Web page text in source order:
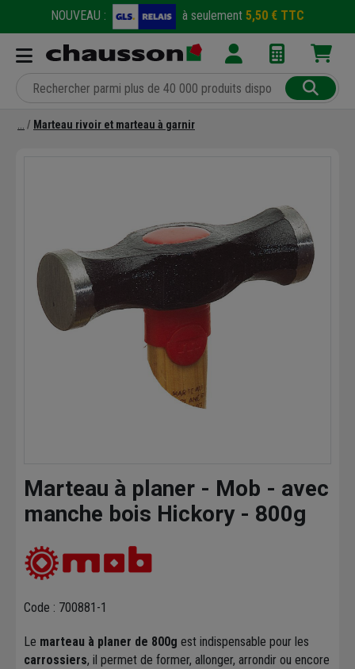
NOUVEAU : à seulement 5,50 € TTC
Marteau rivoir et marteau à garnir
Marteau à planer - Mob - avec
manche bois Hickory - 800g
Code : 700881-1
Le marteau à planer de 800g est indispensable pour les
carrossiers, il permet de former, allonger, arrondir ou encore